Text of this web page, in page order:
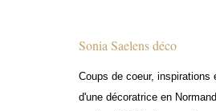
Sonia Saelens déco
Coups de coeur, inspirations
d'une décoratrice en